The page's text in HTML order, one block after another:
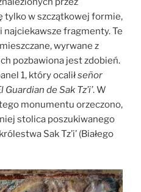
tylko w szczątkowej formie,
najciekawsze fragmenty. Te
wyrwane z
pozbawiona jest zdobień.
1, który ocaliłseñor
Guardian de Sak Tz’i’. W
monumentu orzeczono,
stolica poszukiwanego
Sak Tz’i’ (Białego